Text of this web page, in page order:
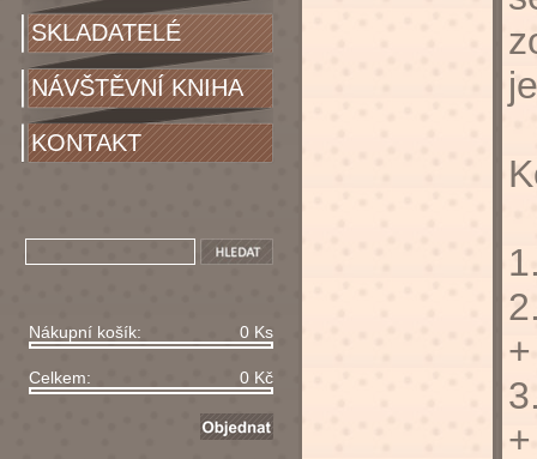
SKLADATELÉ
NÁVŠTĚVNÍ KNIHA
KONTAKT
Nákupní košík: 0 Ks
Celkem: 0 Kč